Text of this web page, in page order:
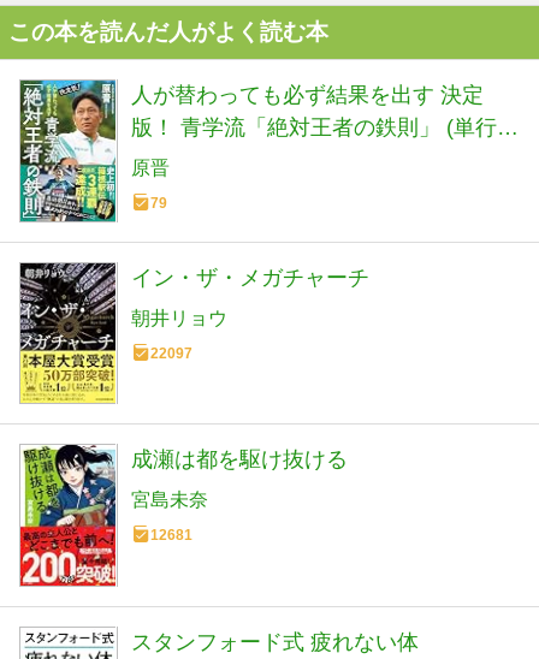
この本を読んだ人がよく読む本
人が替わっても必ず結果を出す 決定
版！ 青学流「絶対王者の鉄則」 (単行
本)
原晋
79
イン・ザ・メガチャーチ
朝井リョウ
22097
成瀬は都を駆け抜ける
宮島未奈
12681
スタンフォード式 疲れない体